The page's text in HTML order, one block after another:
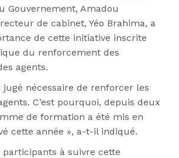
Gouvernement, Amadou
de cabinet, Yéo Brahima, a
de cette initiative inscrite
du renforcement des
agents.
jugé nécessaire de renforcer les
C’est pourquoi, depuis deux
de formation a été mis en
cette année », a-t-il indiqué.
participants à suivre cette